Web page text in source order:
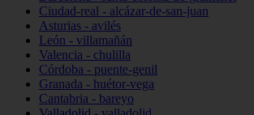
Ciudad-real - alcázar-de-san-juan
Asturias - avilés
León - villamañán
Valencia - chulilla
Córdoba - puente-genil
Granada - huétor-vega
Cantabria - bareyo